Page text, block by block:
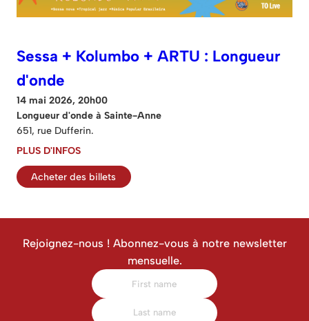
Sessa + Kolumbo + ARTU : Longueur
d'onde
14 mai 2026, 20h00
Longueur d'onde à Sainte-Anne
651, rue Dufferin.
PLUS D'INFOS
Acheter des billets
Rejoignez-nous ! Abonnez-vous à notre newsletter
mensuelle.